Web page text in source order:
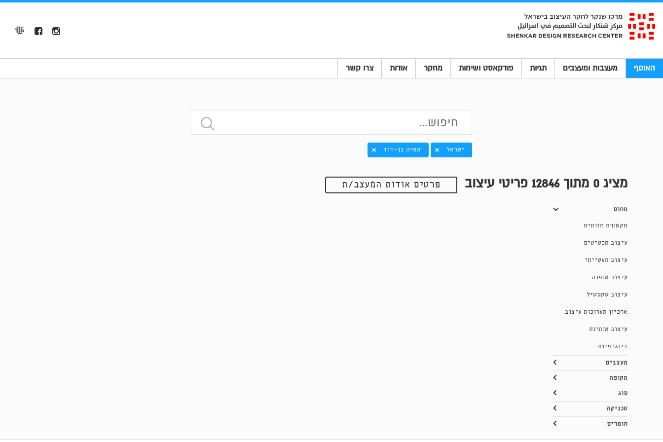
האוסף מעצבות ומעצבים תגיות פודקאסט ושיחות מחקר אודות צרו קשר
ישראל מאיה בן-דוד
מציג 0 מתוך 12846 פריטי עיצוב פרטים אודות המעצב/ת
תחום
תקשורת חזותית
עיצוב תכשיטים
עיצוב תעשייתי
עיצוב אופנה
עיצוב טקסטיל
ארכיון תערוכות עיצוב
עיצוב אותיות
ביוגרפיות
מעצבים
תקופה
סוג
טכניקה
חומרים